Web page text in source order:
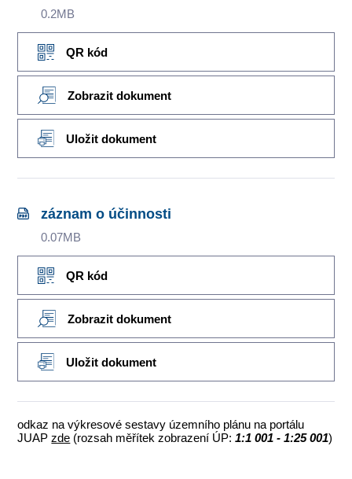
0.2MB
QR kód
Zobrazit dokument
Uložit dokument
záznam o účinnosti
0.07MB
QR kód
Zobrazit dokument
Uložit dokument
odkaz na výkresové sestavy územního plánu na portálu
JUAPzde (rozsah měřítek zobrazení ÚP:1:1 001 - 1:25 001)